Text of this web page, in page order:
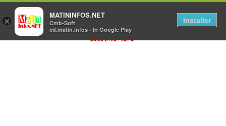
×
MATININFOS.NET
Cmb-Soft
cd.matin.infos - In Google Play
Installer